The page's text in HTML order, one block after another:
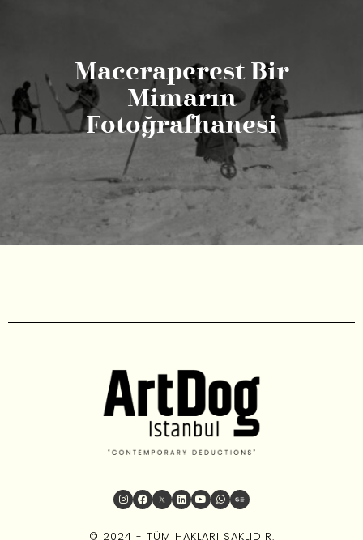
Maceraperest Bir
Mimarın
Fotoğrafhanesi
© 2024 - TÜM HAKLARI SAKLIDIR.